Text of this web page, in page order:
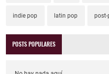
indie pop latin pop post-
POSTS POPULARES